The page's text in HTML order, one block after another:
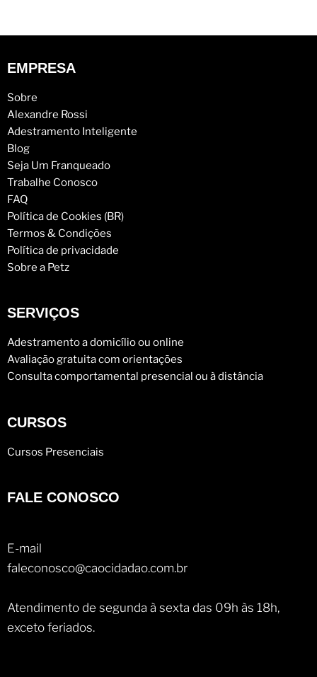
EMPRESA
Sobre
Alexandre Rossi
Adestramento Inteligente
Blog
Seja Um Franqueado
Trabalhe Conosco
FAQ
Política de Cookies (BR)
Termos & Condições
Política de privacidade
Sobre a Petz
SERVIÇOS
Adestramento a domicílio ou online
Avaliação gratuita com orientações
Consulta comportamental presencial ou à distância
CURSOS
Cursos Presenciais
FALE CONOSCO
E-mail
faleconosco@caocidadao.com.br
Atendimento de segunda à sexta das 09h às 18h,
exceto feriados.